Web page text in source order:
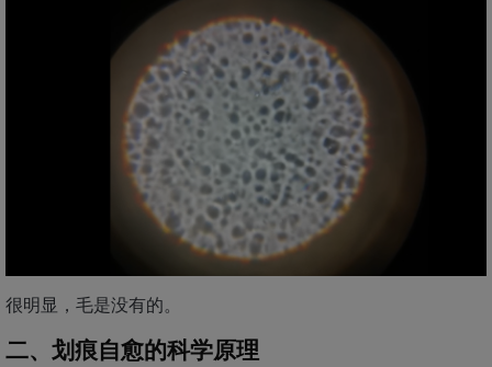
很明显，毛是没有的。
二、划痕自愈的科学原理